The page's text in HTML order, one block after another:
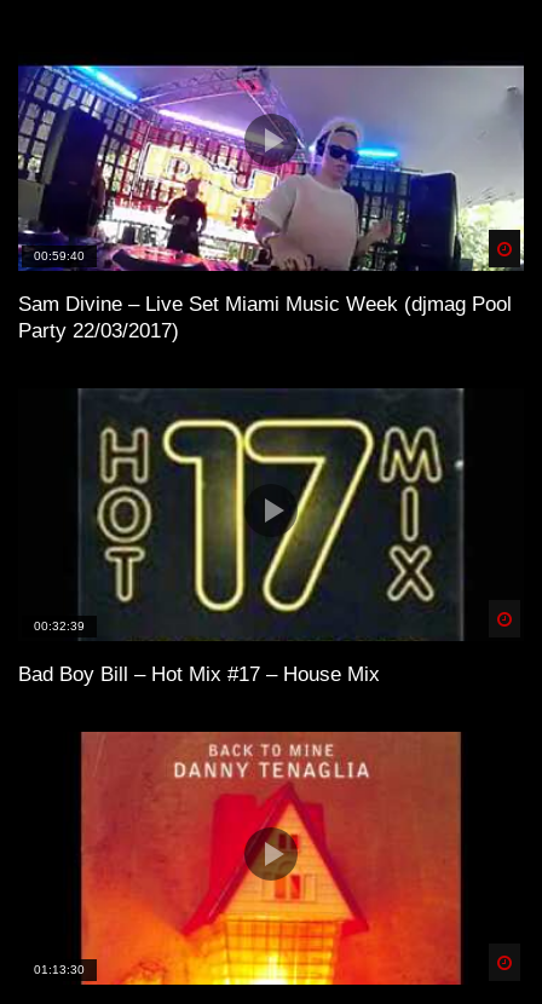
00:59:40
Sam Divine – Live Set Miami Music Week (djmag Pool
Party 22/03/2017)
00:32:39
Bad Boy Bill – Hot Mix #17 – House Mix
01:13:30